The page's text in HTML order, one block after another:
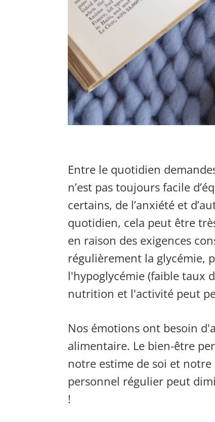
Entre le quotidien
n’est pas toujours facile
certains, de l’anxiété et
quotidien, cela peut être
en raison des exigences
régulièrement la glycémie,
l'hypoglycémie (faible taux
nutrition et l'activité peut
Nos émotions ont besoin
alimentaire. Le bien-être
notre estime de soi et
personnel régulier peut
!